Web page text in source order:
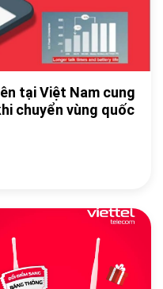
tại Việt Nam cung
chuyển vùng quốc